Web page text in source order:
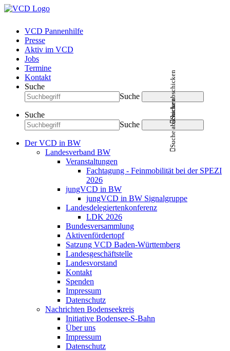
VCD Pannenhilfe
Presse
Aktiv im VCD
Jobs
Termine
Kontakt
Suche
Suche
Suche abschicken
Suche
Suche
Suche abschicken
Der VCD in BW
Landesverband BW
Veranstaltungen
Fachtagung - Feinmobilität bei der SPEZI
2026
jungVCD in BW
jungVCD in BW Signalgruppe
Landesdelegiertenkonferenz
LDK 2026
Bundesversammlung
Aktivenfördertopf
Satzung VCD Baden-Württemberg
Landesgeschäftstelle
Landesvorstand
Kontakt
Spenden
Impressum
Datenschutz
Nachrichten Bodenseekreis
Initiative Bodensee-S-Bahn
Über uns
Impressum
Datenschutz